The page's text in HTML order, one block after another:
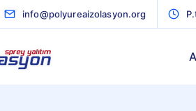
info@polyureaizolasyon.org